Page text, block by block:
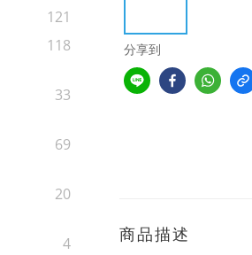
121
118
33
69
20
4
分享到
商品描述